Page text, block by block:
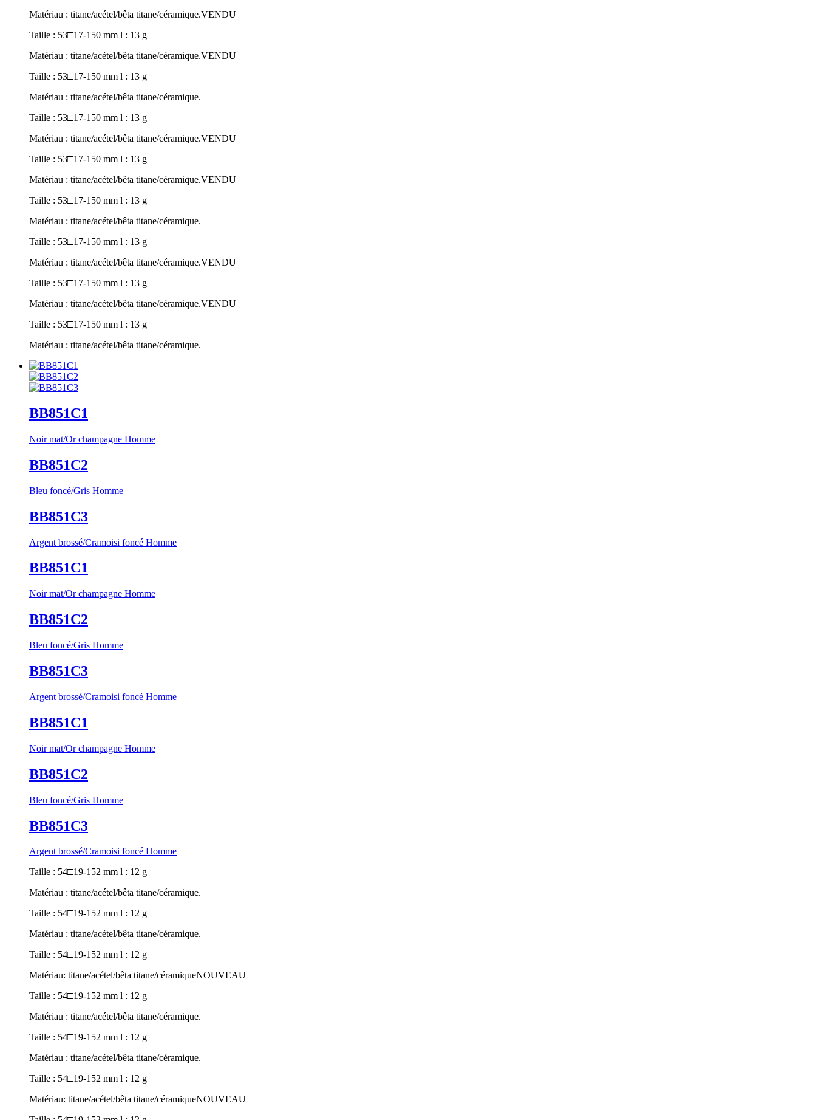
Matériau : titane/acétel/bêta titane/céramique.VENDU
Taille : 53□17-150 mm l : 13 g
Matériau : titane/acétel/bêta titane/céramique.VENDU
Taille : 53□17-150 mm l : 13 g
Matériau : titane/acétel/bêta titane/céramique.
Taille : 53□17-150 mm l : 13 g
Matériau : titane/acétel/bêta titane/céramique.VENDU
Taille : 53□17-150 mm l : 13 g
Matériau : titane/acétel/bêta titane/céramique.VENDU
Taille : 53□17-150 mm l : 13 g
Matériau : titane/acétel/bêta titane/céramique.
Taille : 53□17-150 mm l : 13 g
Matériau : titane/acétel/bêta titane/céramique.VENDU
Taille : 53□17-150 mm l : 13 g
Matériau : titane/acétel/bêta titane/céramique.VENDU
Taille : 53□17-150 mm l : 13 g
Matériau : titane/acétel/bêta titane/céramique.
BB851C1
Noir mat/Or champagne Homme
BB851C2
Bleu foncé/Gris Homme
BB851C3
Argent brossé/Cramoisi foncé Homme
BB851C1
Noir mat/Or champagne Homme
BB851C2
Bleu foncé/Gris Homme
BB851C3
Argent brossé/Cramoisi foncé Homme
BB851C1
Noir mat/Or champagne Homme
BB851C2
Bleu foncé/Gris Homme
BB851C3
Argent brossé/Cramoisi foncé Homme
Taille : 54□19-152 mm l : 12 g
Matériau : titane/acétel/bêta titane/céramique.
Taille : 54□19-152 mm l : 12 g
Matériau : titane/acétel/bêta titane/céramique.
Taille : 54□19-152 mm l : 12 g
Matériau: titane/acétel/bêta titane/céramiqueNOUVEAU
Taille : 54□19-152 mm l : 12 g
Matériau : titane/acétel/bêta titane/céramique.
Taille : 54□19-152 mm l : 12 g
Matériau : titane/acétel/bêta titane/céramique.
Taille : 54□19-152 mm l : 12 g
Matériau: titane/acétel/bêta titane/céramiqueNOUVEAU